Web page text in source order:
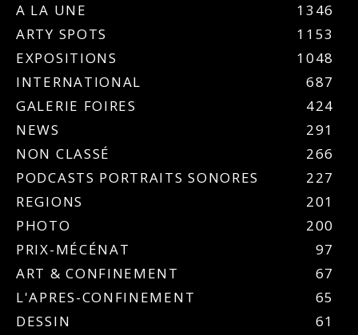
A LA UNE
1346
ARTY SPOTS
1153
EXPOSITIONS
1048
INTERNATIONAL
687
GALERIE FOIRES
424
NEWS
291
NON CLASSÉ
266
PODCASTS PORTRAITS SONORES
227
REGIONS
201
PHOTO
200
PRIX-MÉCÉNAT
97
ART & CONFINEMENT
67
L'APRES-CONFINEMENT
65
DESSIN
61